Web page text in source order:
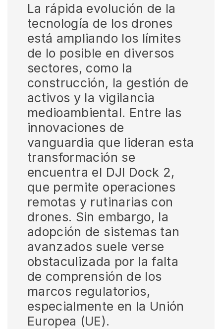
La rápida evolución de la
tecnología de los drones
está ampliando los límites
de lo posible en diversos
sectores, como la
construcción, la gestión de
activos y la vigilancia
medioambiental. Entre las
innovaciones de
vanguardia que lideran esta
transformación se
encuentra el DJI Dock 2,
que permite operaciones
remotas y rutinarias con
drones. Sin embargo, la
adopción de sistemas tan
avanzados suele verse
obstaculizada por la falta
de comprensión de los
marcos regulatorios,
especialmente en la Unión
Europea (UE).